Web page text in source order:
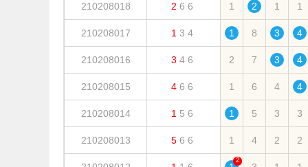
210208018 2 6 6 1 2 1 1
210208017 1 3 4 1 8 3 4
210208016 3 4 6 2 7 3 4
210208015 4 6 6 1 6 4 4
210208014 1 5 6 1 5 3 3
210208013 5 6 6 1 4 2 2
2